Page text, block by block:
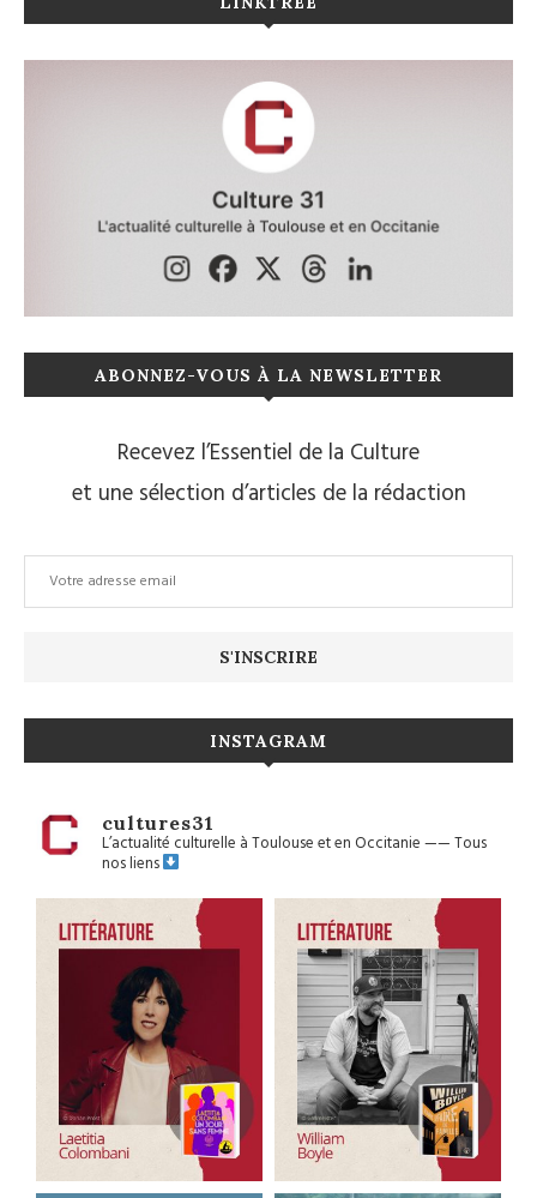
ABONNEZ-VOUS À LA NEWSLETTER
Recevez l’Essentiel de la Culture
et une sélection d’articles de la rédaction
INSTAGRAM
cultures31
L’actualité culturelle à Toulouse et en Occitanie——Tous
nos liens